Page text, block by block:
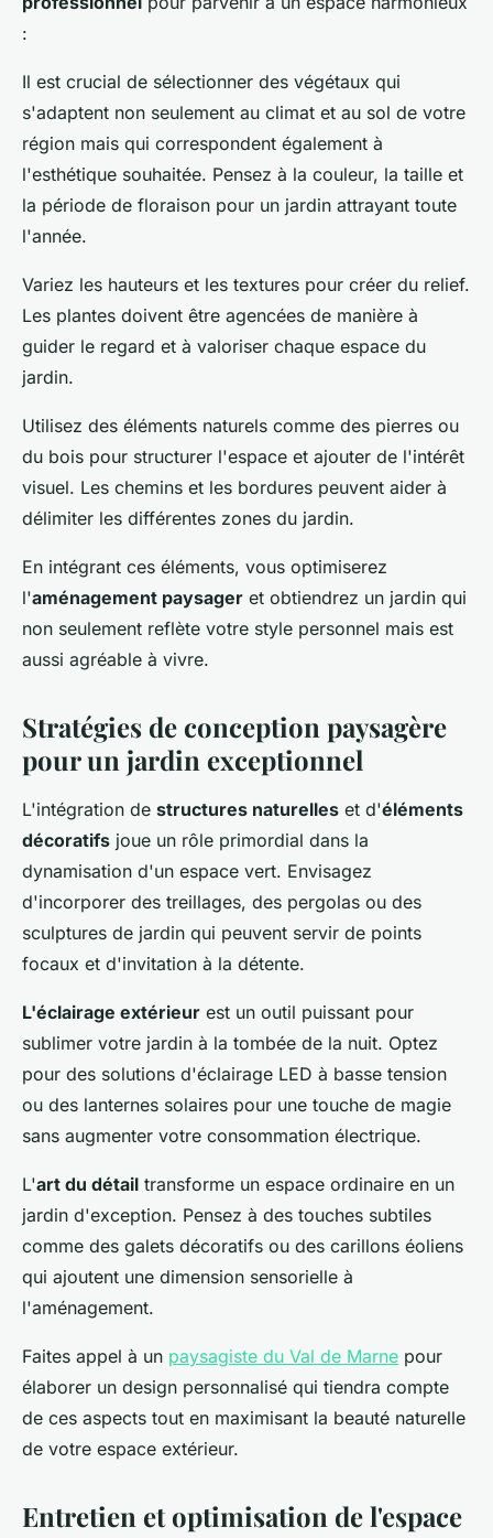
:
Il est crucial de sélectionner des végétaux qui
s'adaptent non seulement au climat et au sol de votre
région mais qui correspondent également à
l'esthétique souhaitée. Pensez à la couleur, la taille et
la période de floraison pour un jardin attrayant toute
l'année.
Variez les hauteurs et les textures pour créer du relief.
Les plantes doivent être agencées de manière à
guider le regard et à valoriser chaque espace du
jardin.
Utilisez des éléments naturels comme des pierres ou
du bois pour structurer l'espace et ajouter de l'intérêt
visuel. Les chemins et les bordures peuvent aider à
délimiter les différentes zones du jardin.
En intégrant ces éléments, vous optimiserez
l'aménagement paysager et obtiendrez un jardin qui
non seulement reflète votre style personnel mais est
aussi agréable à vivre.
Stratégies de conception paysagère
pour un jardin exceptionnel
L'intégration de structures naturelles et d'éléments
décoratifs joue un rôle primordial dans la
dynamisation d'un espace vert. Envisagez
d'incorporer des treillages, des pergolas ou des
sculptures de jardin qui peuvent servir de points
focaux et d'invitation à la détente.
L'éclairage extérieur est un outil puissant pour
sublimer votre jardin à la tombée de la nuit. Optez
pour des solutions d'éclairage LED à basse tension
ou des lanternes solaires pour une touche de magie
sans augmenter votre consommation électrique.
L'art du détail transforme un espace ordinaire en un
jardin d'exception. Pensez à des touches subtiles
comme des galets décoratifs ou des carillons éoliens
qui ajoutent une dimension sensorielle à
l'aménagement.
Faites appel à un paysagiste du Val de Marne pour
élaborer un design personnalisé qui tiendra compte
de ces aspects tout en maximisant la beauté naturelle
de votre espace extérieur.
Entretien et optimisation de l'espace